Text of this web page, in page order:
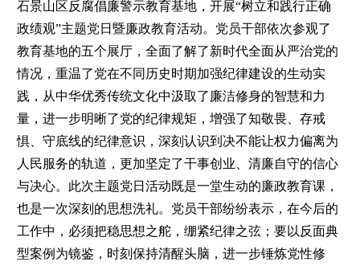
石景山区反腐倡廉警示教育基地，开展“树立和践行正确
政绩观”主题党日暨廉政教育活动。党员干部依次参观了
教育基地的五个展厅，全面了解了新时代全面从严治党的
情况，重温了党在不同历史时期加强纪律建设的生动实
践，从中华优秀传统文化中汲取了廉洁修身的智慧和力
量，进一步明晰了党的纪律规矩，增强了知敬畏、存戒
惧、守底线的纪律意识，深刻认识到决不能让权力偏离为
人民服务的轨道，更加坚定了干事创业、清廉自守的信心
与决心。此次主题党日活动既是一堂生动的廉政教育课，
也是一次深刻的思想洗礼。党员干部纷纷表示，在今后的
工作中，必须把稳思想之舵，绷紧纪律之弦；要以反面典
型案例为镜鉴，时刻保持清醒头脑，进一步锤炼党性修